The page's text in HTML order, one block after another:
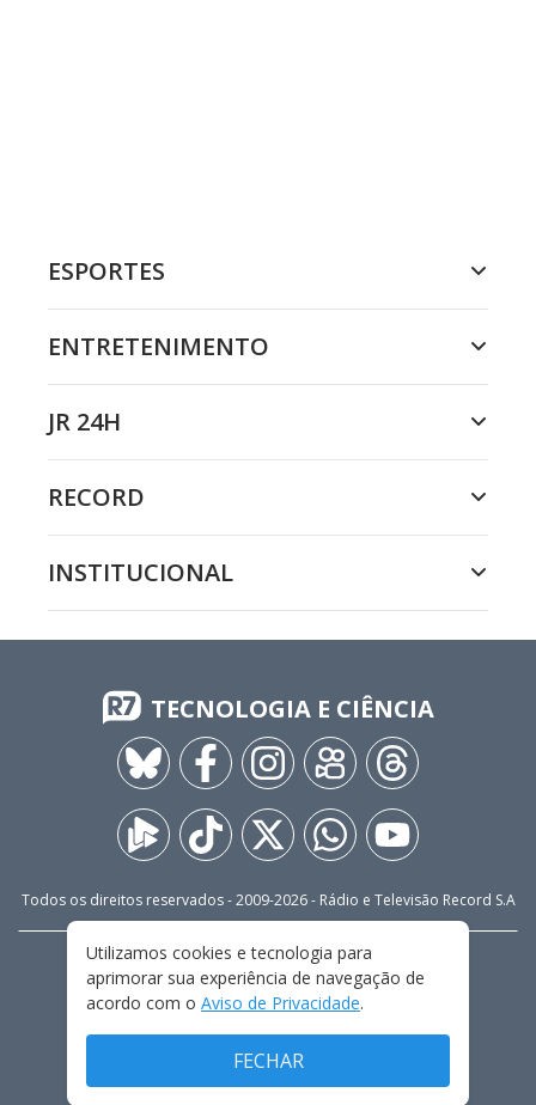
ESPORTES
ENTRETENIMENTO
JR 24H
RECORD
INSTITUCIONAL
TECNOLOGIA E CIÊNCIA
Todos os direitos reservados - 2009-2026- Rádio e Televisão Record S.A
FALE CONOSCO
PRIVACIDADE
TERMOS E CONDIÇÕES DE USO
Utilizamos cookies e tecnologia para
aprimorar sua experiência de navegação de
acordo com o Aviso de Privacidade.
FECHAR